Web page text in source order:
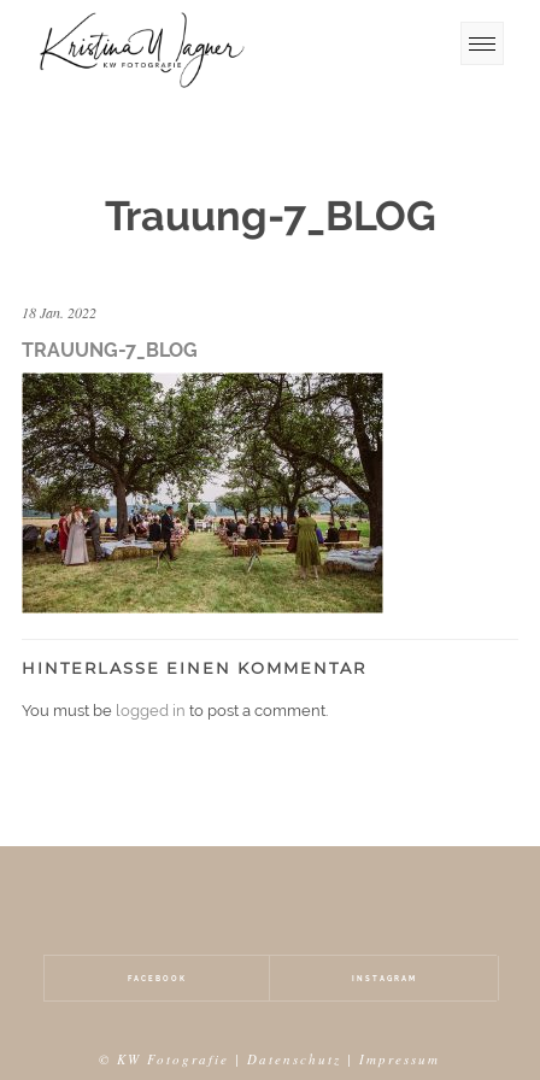
Trauung-7_BLOG
18 Jan. 2022
TRAUUNG-7_BLOG
HINTERLASSE EINEN KOMMENTAR
You must be logged in to post a comment.
FACEBOOK INSTAGRAM
© KW Fotografie |Datenschutz |Impressum